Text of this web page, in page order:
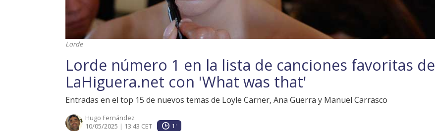
Lorde
Lorde número 1 en la lista de canciones favoritas de
LaHiguera.net con 'What was that'
Entradas en el top 15 de nuevos temas de Loyle Carner, Ana Guerra y Manuel Carrasco
Hugo Fernández
10/05/2025 | 13:43 CET
1'